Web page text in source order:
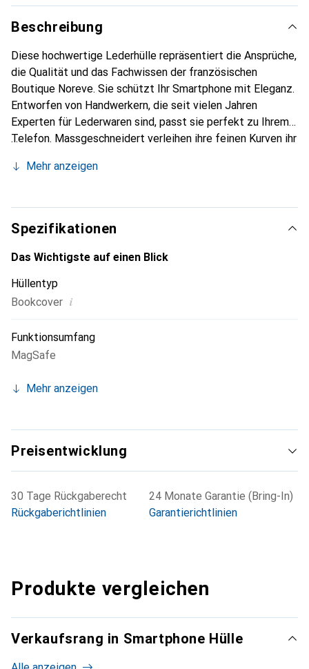
Beschreibung
Diese hochwertige Lederhülle repräsentiert die Ansprüche,
die Qualität und das Fachwissen der französischen
Boutique Noreve. Sie schützt Ihr Smartphone mit Eleganz.
Entworfen von Handwerkern, die seit vielen Jahren
Experten für Lederwaren sind, passt sie perfekt zu Ihrem
Telefon. Massgeschneidert verleihen ihre feinen Kurven ihr
unverzichtbaren Accessoire Ihres Smartphones. Die Marke
anerkannt und eine sichere Wahl für eine anspruchsvolle
Kundschaft.
Mehr anzeigen
Spezifikationen
Das Wichtigste auf einen Blick
Hüllentyp
Bookcover i
Funktionsumfang
MagSafe
Mehr anzeigen
Preisentwicklung
30 Tage Rückgaberecht
Rückgaberichtlinien
24 Monate Garantie (Bring-In)
Garantierichtlinien
Produkte vergleichen
Verkaufsrang in Smartphone Hülle